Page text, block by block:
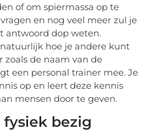
of om spiermassa op te
en nog veel meer zul je
antwoord dop weten.
hoe je andere kunt
zoals de naam van de
een personal trainer mee. Je
op en leert deze kennis
mensen door te geven.
bezig